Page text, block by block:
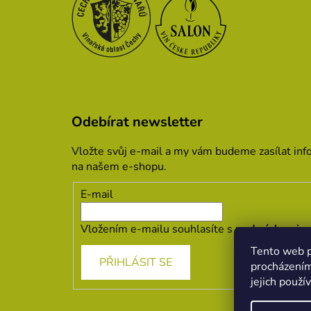
Tento web
jejich
Odebírat newsletter
Vložte svůj e-mail a my vám budeme zasílat
na našem e-shopu.
E-mail
Vložením e-mailu souhlasíte spodmínkami
PŘIHLÁSIT SE